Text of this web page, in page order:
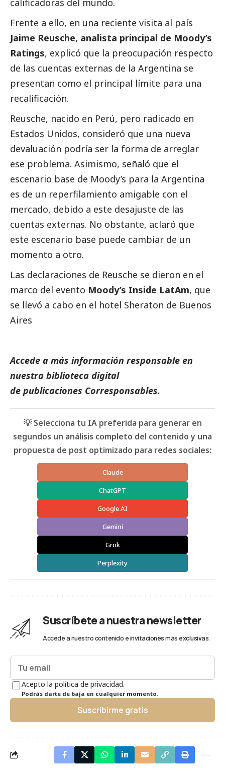
Frente a ello, en una reciente visita al país
Jaime Reusche, analista principal de Moody’s
Ratings, explicó que la preocupación respecto
de las cuentas externas de la Argentina se
presentan como el principal límite para una
recalificación.
Reusche, nacido en Perú, pero radicado en
Estados Unidos, consideró que una nueva
devaluación podría ser la forma de arreglar
ese problema. Asimismo, señaló que el
escenario base de Moody’s para la Argentina
es de un reperfilamiento amigable con el
mercado, debido a este desajuste de las
cuentas externas. No obstante, aclaró que
este escenario base puede cambiar de un
momento a otro.
Las declaraciones de Reusche se dieron en el
marco del evento Moody’s Inside LatAm, que
se llevó a cabo en el hotel Sheraton de Buenos
Aires
Accede a más información responsable en
nuestra biblioteca digital
de publicaciones Corresponsables.
💡 Selecciona tu IA preferida para generar en
segundos un análisis completo del contenido y una
propuesta de post optimizado para redes sociales:
Claude
ChatGPT
Google AI
Gemini
Grok
Perplexity
Suscríbete a nuestra newsletter
Accede a nuestro contenido e invitaciones más exclusivas.
Acepto la política de privacidad.
Podrás darte de baja en cualquier momento.
Suscribirme gratis